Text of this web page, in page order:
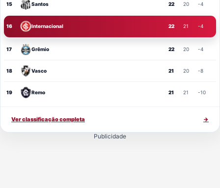
15 Santos 22 20 -4
16 Internacional 22 21 -4
17 Grêmio 22 20 -4
18 Vasco 21 20 -8
19 Remo 21 21 -10
Ver classificação completa →
Publicidade